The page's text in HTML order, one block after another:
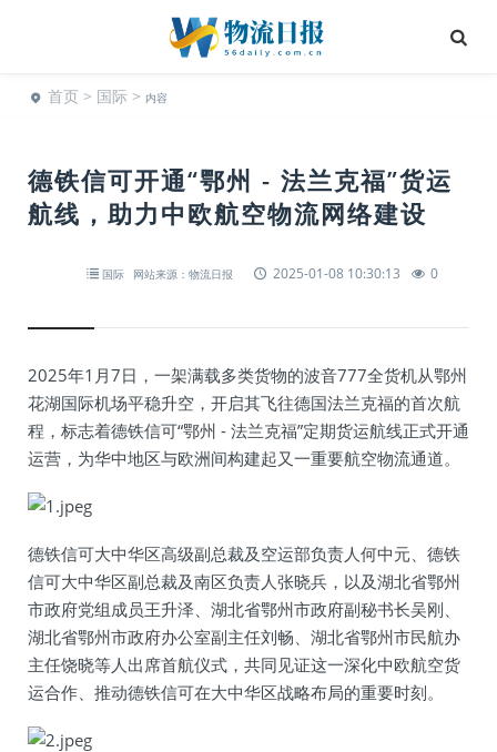
首页 > 国际 > 内容
德铁信可开通“鄂州 - 法兰克福”货运
航线，助力中欧航空物流网络建设
国际 网站来源：物流日报 2025-01-08 10:30:13 0
2025年1月7日，一架满载多类货物的波音777全货机从鄂州
花湖国际机场平稳升空，开启其飞往德国法兰克福的首次航
程，标志着德铁信可“鄂州 - 法兰克福”定期货运航线正式开通
运营，为华中地区与欧洲间构建起又一重要航空物流通道。
德铁信可大中华区高级副总裁及空运部负责人何中元、德铁
信可大中华区副总裁及南区负责人张晓兵，以及湖北省鄂州
市政府党组成员王升泽、湖北省鄂州市政府副秘书长吴刚、
湖北省鄂州市政府办公室副主任刘畅、湖北省鄂州市民航办
主任饶晓等人出席首航仪式，共同见证这一深化中欧航空货
运合作、推动德铁信可在大中华区战略布局的重要时刻。